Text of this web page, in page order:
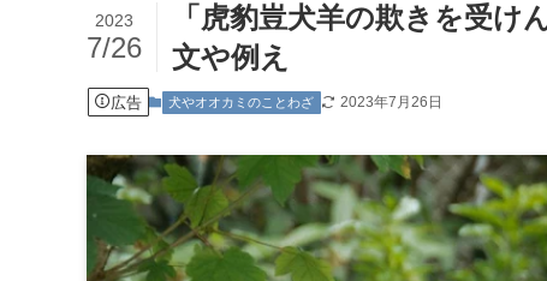
「虎豹豈犬羊の欺きを受け
文や例え
2023
7/26
広告 犬やオオカミのことわざ 2023年7月26日